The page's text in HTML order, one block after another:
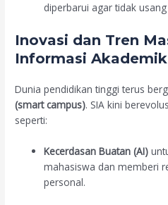
diperbarui agar tidak
Inovasi dan Tren
Informasi Akademik
Dunia pendidikan tinggi terus
(smart campus). SIA kini
seperti:
Kecerdasan Buatan (AI)
mahasiswa dan memberi
personal.